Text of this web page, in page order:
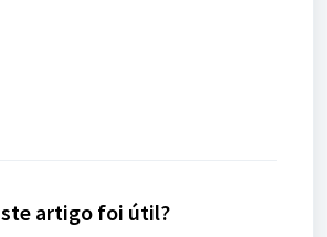
artigo foi útil?